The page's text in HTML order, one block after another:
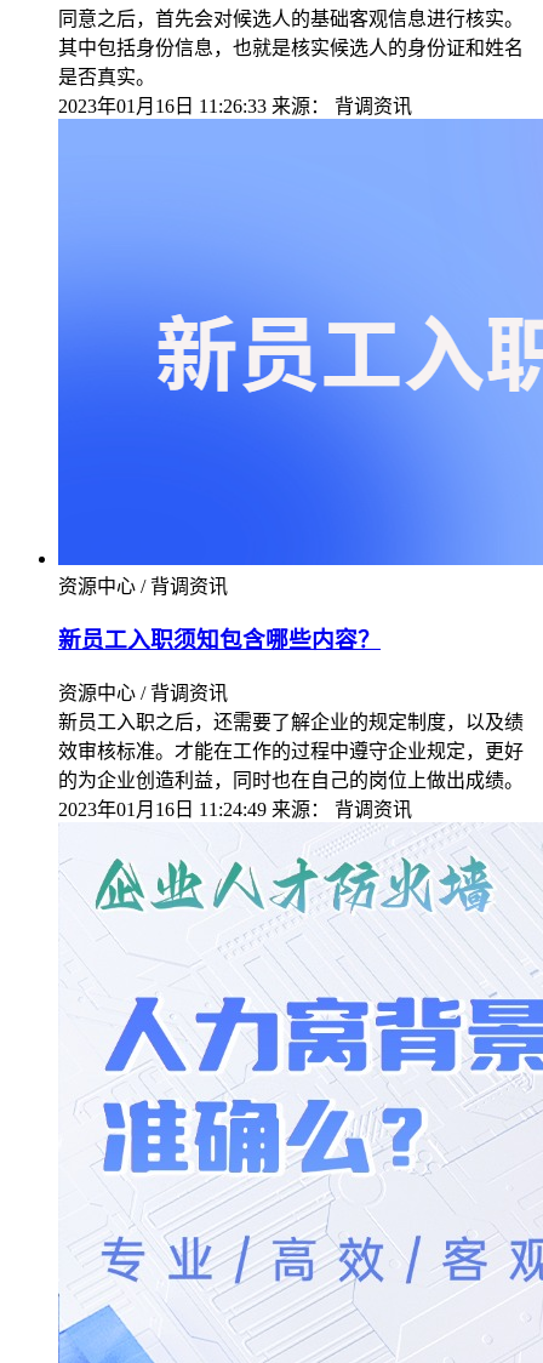
同意之后，首先会对候选人的基础客观信息进行核实。
其中包括身份信息，也就是核实候选人的身份证和姓名
是否真实。
2023年01月16日 11:26:33 来源： 背调资讯
资源中心 / 背调资讯
新员工入职须知包含哪些内容？
资源中心 / 背调资讯
新员工入职之后，还需要了解企业的规定制度，以及绩
效审核标准。才能在工作的过程中遵守企业规定，更好
的为企业创造利益，同时也在自己的岗位上做出成绩。
2023年01月16日 11:24:49 来源： 背调资讯